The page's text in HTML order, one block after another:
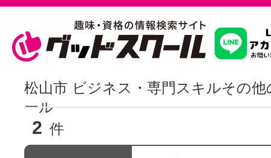
習いたいこ
松山市 ビジネス・専門スキルその他
ール
2 件